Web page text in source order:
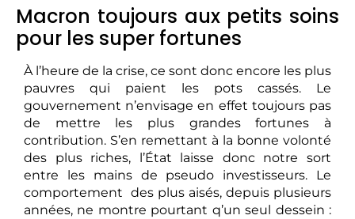
Macron toujours aux petits soins
pour les super fortunes
À l’heure de la crise, ce sont donc encore les plus
pauvres qui paient les pots cassés. Le
gouvernement n’envisage en effet toujours pas
de mettre les plus grandes fortunes à
contribution. S’en remettant à la bonne volonté
des plus riches, l’État laisse donc notre sort
entre les mains de pseudo investisseurs. Le
comportement des plus aisés, depuis plusieurs
années, ne montre pourtant q’un seul dessein :